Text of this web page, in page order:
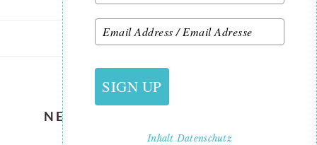
NEUE PATCHWORK-KURSE IM
HERBST UND WINTER
SIGN UP
InhaltDatenschutz